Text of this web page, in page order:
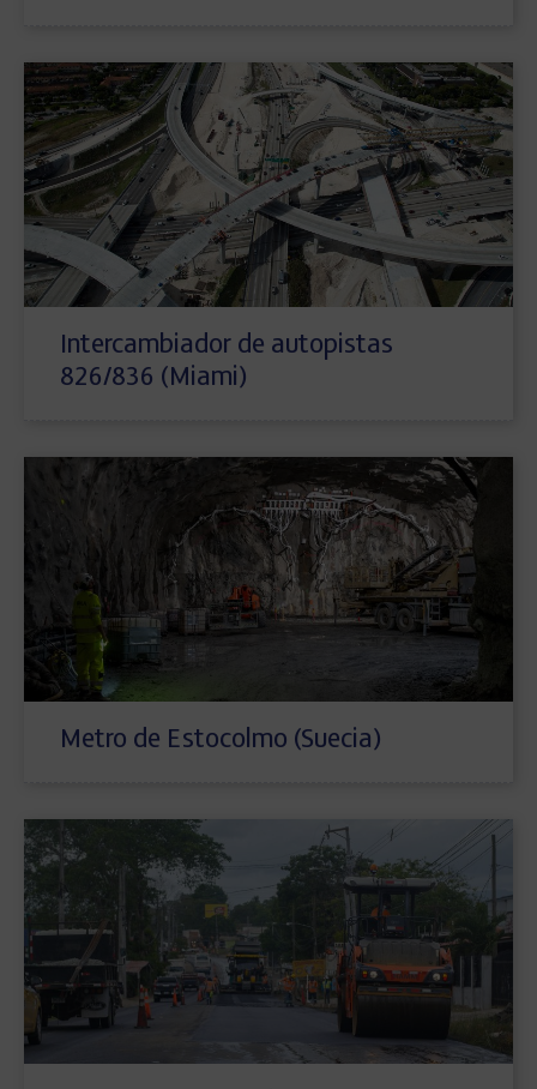
Intercambiador de autopistas
826/836 (Miami)
Metro de Estocolmo (Suecia)